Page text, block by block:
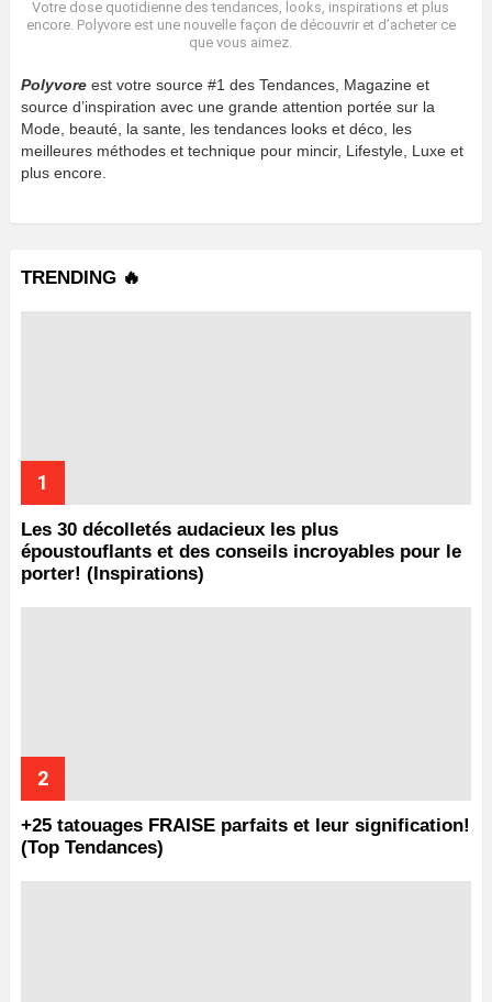
Votre dose quotidienne des tendances, looks, inspirations et plus
encore. Polyvore est une nouvelle façon de découvrir et d’acheter ce
que vous aimez.
Polyvore est votre source #1 des Tendances, Magazine et
source d’inspiration avec une grande attention portée sur la
Mode, beauté, la sante, les tendances looks et déco, les
meilleures méthodes et technique pour mincir, Lifestyle, Luxe et
plus encore.
TRENDING 🔥
Les 30 décolletés audacieux les plus
époustouflants et des conseils incroyables pour le
porter! (Inspirations)
+25 tatouages ​​FRAISE parfaits et leur signification!
(Top Tendances)